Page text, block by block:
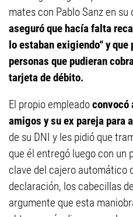
mates con Pablo Sanz en su
aseguró que hacía falta
lo estaban exigiendo“ y
personas que pudieran
tarjeta de débito.
El propio empleadoconvocó
amigos y su ex pareja para
de su DNI y les pidió que
que él entregó luego con un
clave del cajero automático
declaración, los cabecillas
argumente que esta